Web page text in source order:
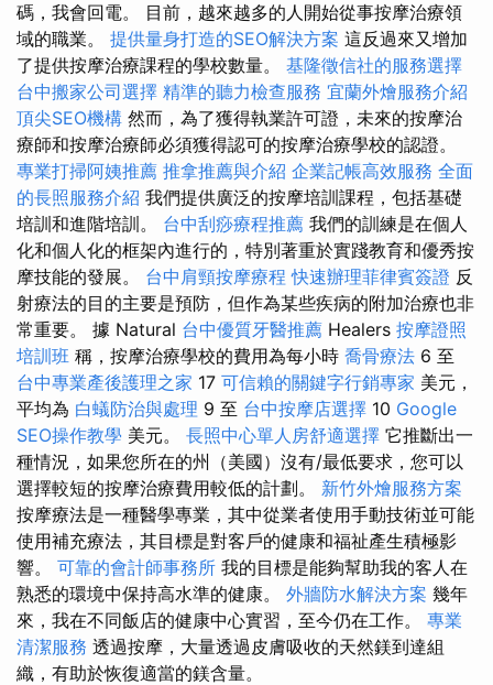
碼，我會回電。 目前，越來越多的人開始從事按摩治療領
域的職業。 提供量身打造的SEO解決方案 這反過來又增加
了提供按摩治療課程的學校數量。 基隆徵信社的服務選擇
台中搬家公司選擇 精準的聽力檢查服務 宜蘭外燴服務介紹
頂尖SEO機構 然而，為了獲得執業許可證，未來的按摩治
療師和按摩治療師必須獲得認可的按摩治療學校的認證。
專業打掃阿姨推薦 推拿推薦與介紹 企業記帳高效服務 全面
的長照服務介紹 我們提供廣泛的按摩培訓課程，包括基礎
培訓和進階培訓。 台中刮痧療程推薦 我們的訓練是在個人
化和個人化的框架內進行的，特別著重於實踐教育和優秀按
摩技能的發展。 台中肩頸按摩療程快速辦理菲律賓簽證 反
射療法的目的主要是預防，但作為某些疾病的附加治療也非
常重要。 據 Natural 台中優質牙醫推薦 Healers 按摩證照
培訓班 稱，按摩治療學校的費用為每小時 喬骨療法 6 至
台中專業產後護理之家 17 可信賴的關鍵字行銷專家 美元，
平均為 白蟻防治與處理 9 至 台中按摩店選擇 10 Google
SEO操作教學 美元。 長照中心單人房舒適選擇 它推斷出一
種情況，如果您所在的州（美國）沒有/最低要求，您可以
選擇較短的按摩治療費用較低的計劃。 新竹外燴服務方案
按摩療法是一種醫學專業，其中從業者使用手動技術並可能
使用補充療法，其目標是對客戶的健康和福祉產生積極影
響。 可靠的會計師事務所 我的目標是能夠幫助我的客人在
熟悉的環境中保持高水準的健康。 外牆防水解決方案 幾年
來，我在不同飯店的健康中心實習，至今仍在工作。 專業
清潔服務 透過按摩，大量透過皮膚吸收的天然鎂到達組
織，有助於恢復適當的鎂含量。